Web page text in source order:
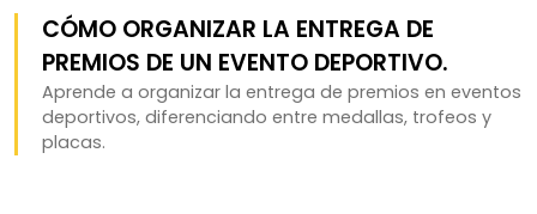
CÓMO ORGANIZAR LA ENTREGA DE
PREMIOS DE UN EVENTO DEPORTIVO.
Aprende a organizar la entrega de premios en eventos
deportivos, diferenciando entre medallas, trofeos y
placas.